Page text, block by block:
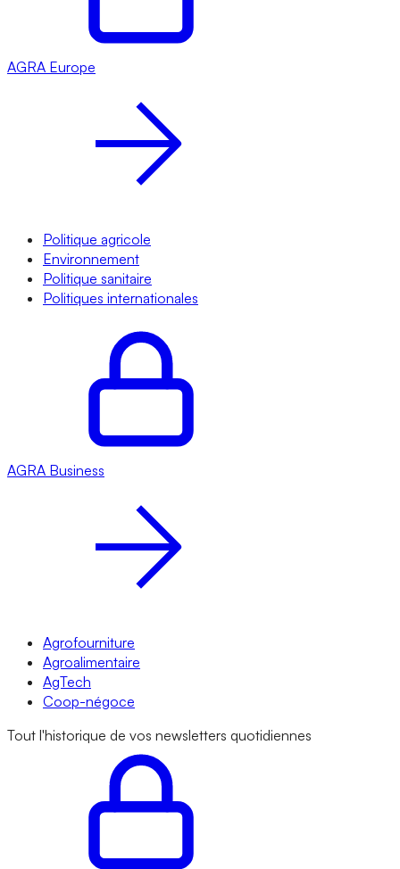
AGRA Europe
Politique agricole
Environnement
Politique sanitaire
Politiques internationales
AGRA Business
Agrofourniture
Agroalimentaire
AgTech
Coop-négoce
Tout l'historique de vos newsletters quotidiennes